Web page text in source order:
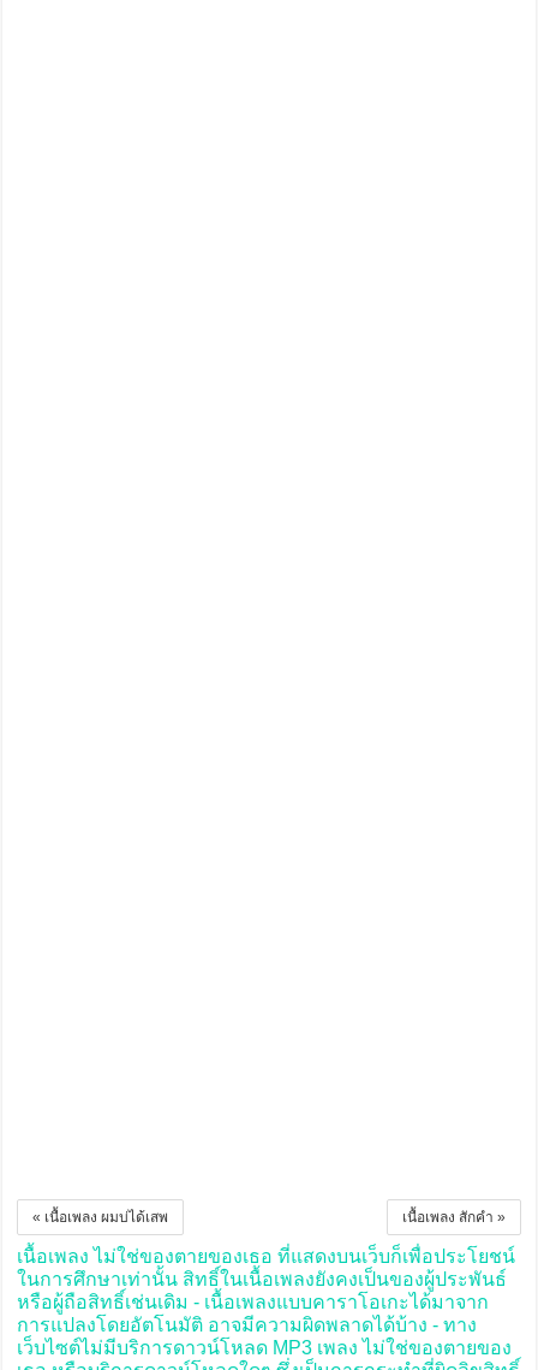
เนื้อเพลง สักคำ »
« เนื้อเพลง ผมบ่ได้เสพ
เนื้อเพลง ไม่ใช่ของตายของเธอ ที่แสดงบนเว็บก็เพื่อประโยชน์
ในการศึกษาเท่านั้น สิทธิ์ในเนื้อเพลงยังคงเป็นของผู้ประพันธ์
หรือผู้ถือสิทธิ์เช่นเดิม - เนื้อเพลงแบบคาราโอเกะได้มาจาก
การแปลงโดยอัตโนมัติ อาจมีความผิดพลาดได้บ้าง - ทาง
เว็บไซต์ไม่มีบริการดาวน์โหลด MP3 เพลง ไม่ใช่ของตายของ